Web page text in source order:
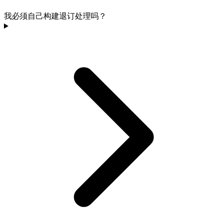
我必须自己构建退订处理吗？